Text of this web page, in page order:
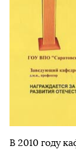
В 2010 году